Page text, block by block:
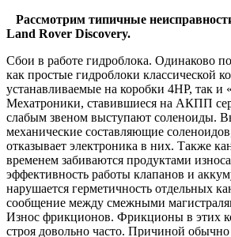
Рассмотрим типичные
Land Rover Discovery.
Сбои в работе гидроблока. Одинаково
как простые гидроблоки классической
устанавливаемые на коробки 4HP, так и
Мехатроники, ставившиеся на АКПП
слабым звеном выступают соленоиды.
механические составляющие
отказывает электроника в них. Также
временем забиваются продуктами
эффективность работы клапанов и
нарушается герметичность отдельных
сообщение между смежными
Износ фрикционов. Фрикционы в этих
строя довольно часто. Причиной